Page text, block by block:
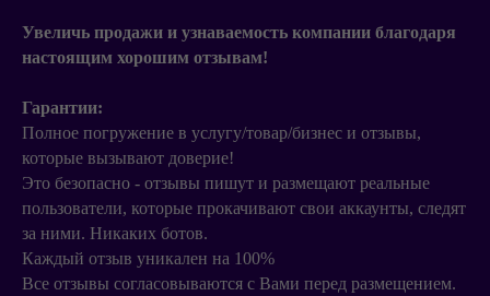
Увеличь продажи и узнаваемость компании благодаря
настоящим хорошим отзывам!
Гарантии:
Полное погружение в услугу/товар/бизнес и отзывы,
которые вызывают доверие!
Это безопасно - отзывы пишут и размещают реальные
пользователи, которые прокачивают свои аккаунты, следят
за ними. Никаких ботов.
Каждый отзыв уникален на 100%
Все отзывы согласовываются с Вами перед размещением.